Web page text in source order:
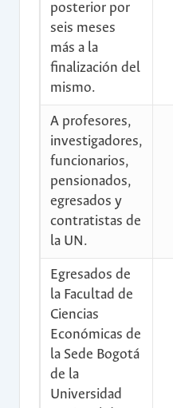
posterior por
seis meses
más a la
finalización del
mismo.
A profesores,
investigadores,
funcionarios,
pensionados,
egresados y
contratistas de
la UN.
Egresados de
la Facultad de
Ciencias
Económicas de
la Sede Bogotá
de la
Universidad